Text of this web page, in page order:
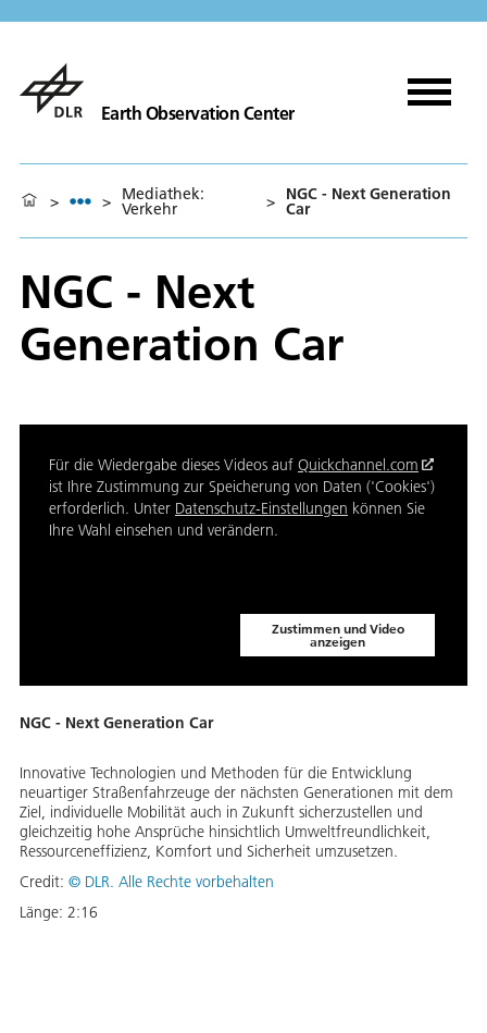
Earth Observation Center
> > Mediathek:
Verkehr > NGC - Next Generation
Car
NGC - Next
Generation Car
Für die Wiedergabe dieses Videos auf Quickchannel.com
ist Ihre Zustimmung zur Speicherung von Daten ('Cookies')
erforderlich. Unter Datenschutz-Einstellungen können Sie
Ihre Wahl einsehen und verändern.
Zustimmen und Video
anzeigen
NGC - Next Generation Car
Innovative Technologien und Methoden für die Entwicklung
neuartiger Straßenfahrzeuge der nächsten Generationen mit dem
Ziel, individuelle Mobilität auch in Zukunft sicherzustellen und
gleichzeitig hohe Ansprüche hinsichtlich Umweltfreundlichkeit,
Ressourceneffizienz, Komfort und Sicherheit umzusetzen.
Credit: © DLR. Alle Rechte vorbehalten
Länge: 2:16